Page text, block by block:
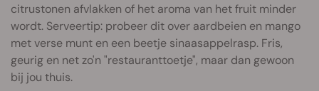
citrustonen afvlakken of het aroma van het fruit minder
wordt. Serveertip: probeer dit over aardbeien en mango
met verse munt en een beetje sinaasappelrasp. Fris,
geurig en net zo'n "restauranttoetje", maar dan gewoon
bij jou thuis.